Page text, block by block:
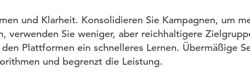
und Klarheit. Konsolidieren Sie Kampagnen, um
verwenden Sie weniger, aber reichhaltigere
Plattformen ein schnelleres Lernen. Übermäßige
und begrenzt die Leistung.